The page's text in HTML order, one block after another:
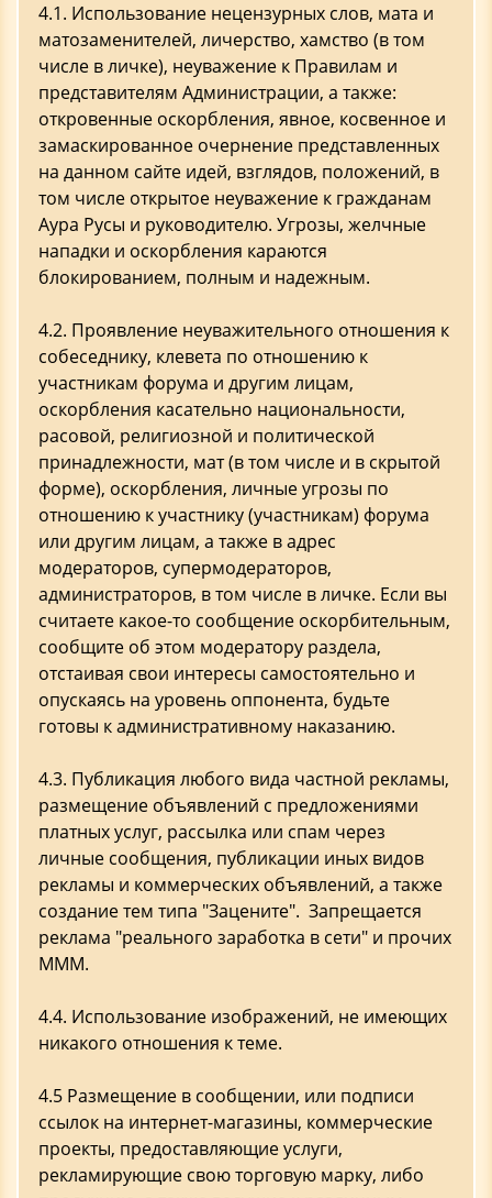
4.1. Использование нецензурных слов, мата и
матозаменителей, личерство, хамство (в том
числе в личке), неуважение к Правилам и
представителям Администрации, а также:
откровенные оскорбления, явное, косвенное и
замаскированное очернение представленных
на данном сайте идей, взглядов, положений, в
том числе открытое неуважение к гражданам
Аура Русы и руководителю. Угрозы, желчные
нападки и оскорбления караются
блокированием, полным и надежным.
4.2. Проявление неуважительного отношения к
собеседнику, клевета по отношению к
участникам форума и другим лицам,
оскорбления касательно национальности,
расовой, религиозной и политической
принадлежности, мат (в том числе и в скрытой
форме), оскорбления, личные угрозы по
отношению к участнику (участникам) форума
или другим лицам, а также в адрес
модераторов, супермодераторов,
администраторов, в том числе в личке. Если вы
считаете какое-то сообщение оскорбительным,
сообщите об этом модератору раздела,
отстаивая свои интересы самостоятельно и
опускаясь на уровень оппонента, будьте
готовы к административному наказанию.
4.3. Публикация любого вида частной рекламы,
размещение объявлений с предложениями
платных услуг, рассылка или спам через
личные сообщения, публикации иных видов
рекламы и коммерческих объявлений, а также
создание тем типа "Зацените". Запрещается
реклама "реального заработка в сети" и прочих
МММ.
4.4. Использование изображений, не имеющих
никакого отношения к теме.
4.5 Размещение в сообщении, или подписи
ссылок на интернет-магазины, коммерческие
проекты, предоставляющие услуги,
рекламирующие свою торговую марку, либо